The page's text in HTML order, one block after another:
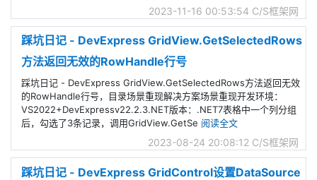
2023-11-16 00:53:54 C/S框架网
踩坑日记 - DevExpress GridView.GetSelectedRows
方法返回无效的RowHandle行号
踩坑日记 - DevExpress GridView.GetSelectedRows方法返回无效
的RowHandle行号，目录场景重现解决方案场景重现开发环境：
VS2022+DevExpressv22.2.3.NET版本：.NET7表格中一个列分组
后，勾选了3条记录，调用GridView.GetSe 阅读全文
2023-08-24 20:08:12 C/S框架网
踩坑日记 - DevExpress GridControl设置DataSource